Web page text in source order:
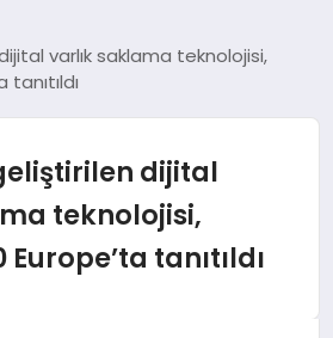
varlık saklama teknolojisi,
dijital
teknolojisi,
tanıtıldı